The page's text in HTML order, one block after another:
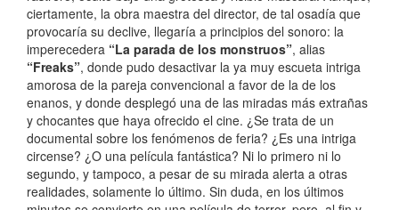
ciertamente, la obra maestra del director, de tal osadía que
provocaría su declive, llegaría a principios del sonoro: la
imperecedera “La parada de los monstruos”, alias
“Freaks”, donde pudo desactivar la ya muy escueta intriga
amorosa de la pareja convencional a favor de la de los
enanos, y donde desplegó una de las miradas más extrañas
y chocantes que haya ofrecido el cine. ¿Se trata de un
documental sobre los fenómenos de feria? ¿Es una intriga
circense? ¿O una película fantástica? Ni lo primero ni lo
segundo, y tampoco, a pesar de su mirada alerta a otras
realidades, solamente lo último. Sin duda, en los últimos